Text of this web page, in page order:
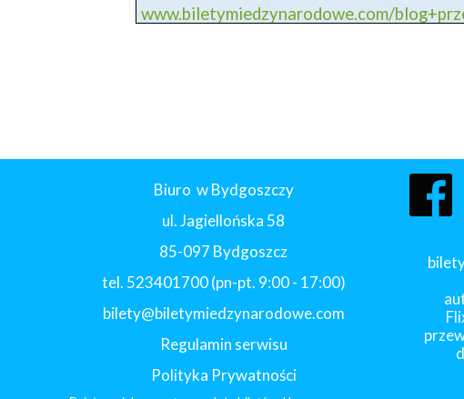
www.biletymiedzynarodowe.com/
Biuro w Bydgoszczy
ul. Jagiellońska 58
85-097 Bydgoszcz
tel. 523401700 (pn-pt. 9:00 - 17:00)
bilety@biletymiedzynarodowe.com
Regulamin serwisu
Polityka Prywatności